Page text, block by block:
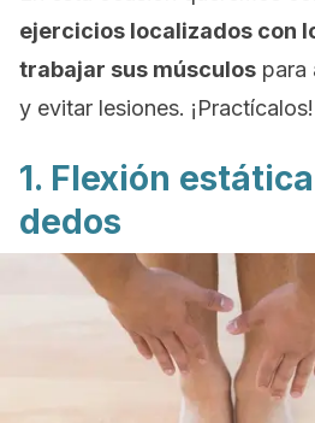
ejercicios localizados con
trabajar sus músculos para
y evitar lesiones. ¡Practícalos!
1. Flexión
dedos